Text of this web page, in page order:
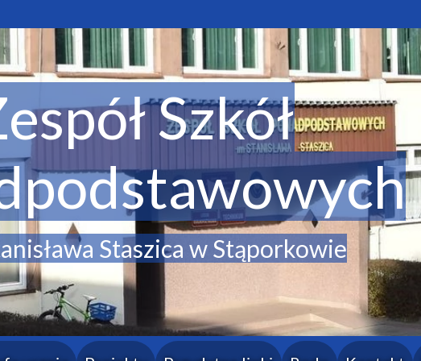
Staszica w Stąporkowie
Szkół